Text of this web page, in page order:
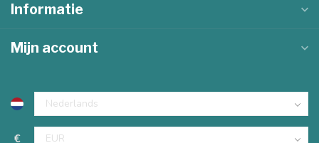
Informatie
Mijn account
€